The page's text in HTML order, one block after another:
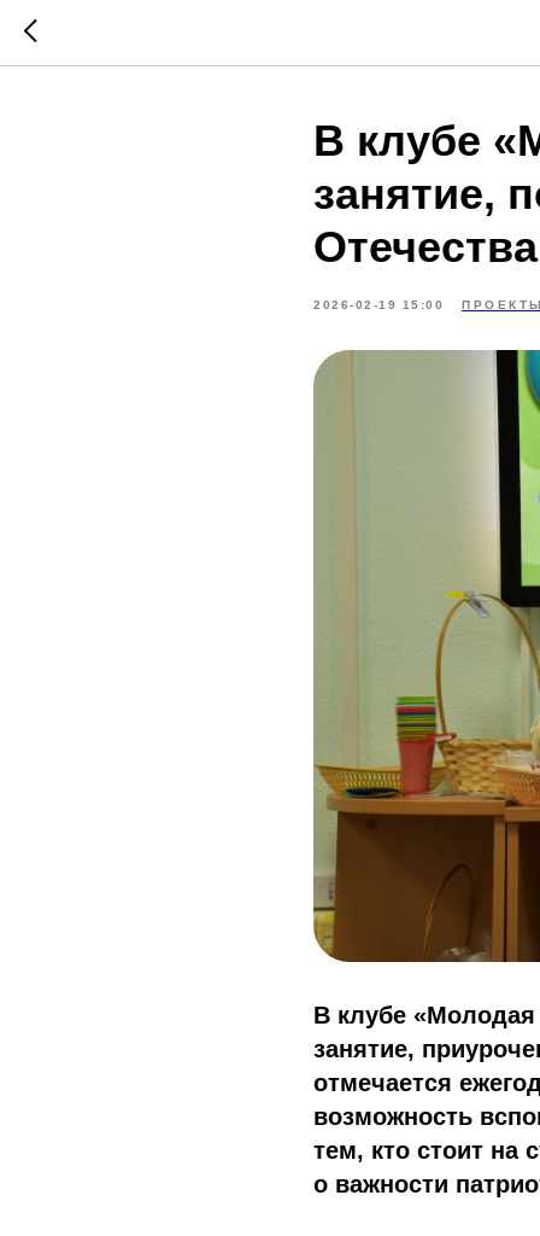
В клубе
занятие,
Отечества
2026-02-19 15:00
В клубе
занятие,
отмечается
возможность
тем, кто стоит на
о важности